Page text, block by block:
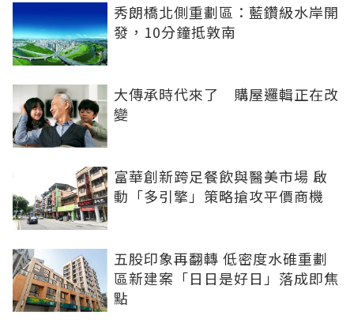
秀朗橋北側重劃區：藍鑽級水岸開
發，10分鐘抵敦南
大傳承時代來了 購屋邏輯正在改
變
富華創新跨足餐飲與醫美市場 啟
動「多引擎」策略搶攻平價商機
五股印象再翻轉 低密度水碓重劃
區新建案「日日是好日」落成即焦
點